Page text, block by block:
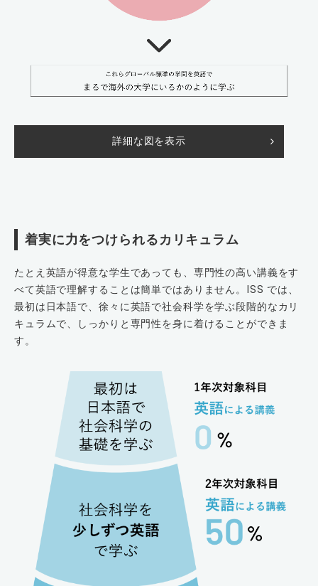
詳細な図を表示
着実に力をつけられるカリキュラム
たとえ英語が得意な学生であっても、専門性の高い講義をす
べて英語で理解することは簡単ではありません。ISS では、
最初は日本語で、徐々に英語で社会科学を学ぶ段階的なカリ
キュラムで、しっかりと専門性を身に着けることができま
す。